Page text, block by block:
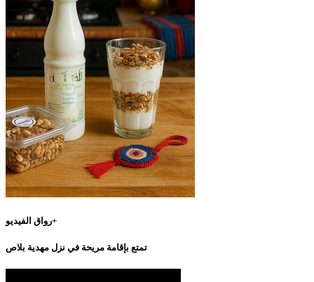
رواق الفيديو+
تمتع بإقامة مريحة في نزل مهدية بلاص